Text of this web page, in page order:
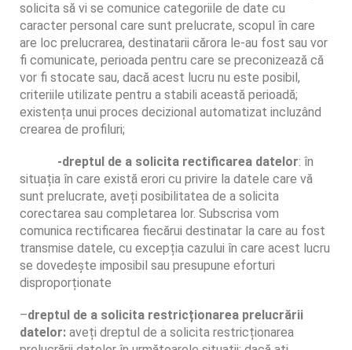
solicita să vi se comunice categoriile de date cu
caracter personal care sunt prelucrate, scopul în care
are loc prelucrarea, destinatarii cărora le-au fost sau vor
fi comunicate, perioada pentru care se preconizează că
vor fi stocate sau, dacă acest lucru nu este posibil,
criteriile utilizate pentru a stabili această perioadă;
existența unui proces decizional automatizat incluzând
crearea de profiluri;
-dreptul de a solicita rectificarea datelor: în
situația în care există erori cu privire la datele care vă
sunt prelucrate, aveți posibilitatea de a solicita
corectarea sau completarea lor. Subscrisa vom
comunica rectificarea fiecărui destinatar la care au fost
transmise datele, cu excepția cazului în care acest lucru
se dovedește imposibil sau presupune eforturi
disproporționate
–dreptul de a solicita restricționarea prelucrării
datelor: aveți dreptul de a solicita restricționarea